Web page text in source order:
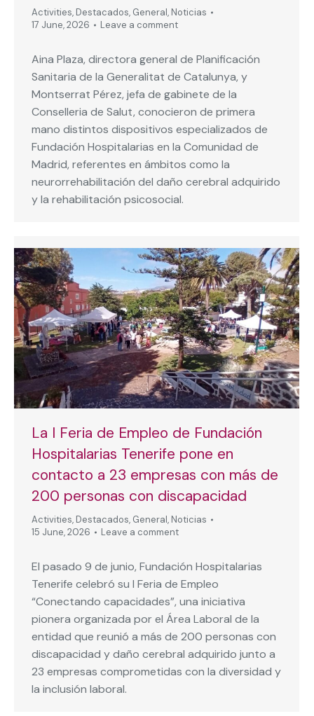
Activities, Destacados, General, Noticias
17 June, 2026
Leave a comment
Aina Plaza, directora general de Planificación
Sanitaria de la Generalitat de Catalunya, y
Montserrat Pérez, jefa de gabinete de la
Conselleria de Salut, conocieron de primera
mano distintos dispositivos especializados de
Fundación Hospitalarias en la Comunidad de
Madrid, referentes en ámbitos como la
neurorrehabilitación del daño cerebral adquirido
y la rehabilitación psicosocial.
La I Feria de Empleo de Fundación
Hospitalarias Tenerife pone en
contacto a 23 empresas con más de
200 personas con discapacidad
Activities, Destacados, General, Noticias
15 June, 2026
Leave a comment
El pasado 9 de junio, Fundación Hospitalarias
Tenerife celebró su I Feria de Empleo
“Conectando capacidades”, una iniciativa
pionera organizada por el Área Laboral de la
entidad que reunió a más de 200 personas con
discapacidad y daño cerebral adquirido junto a
23 empresas comprometidas con la diversidad y
la inclusión laboral.